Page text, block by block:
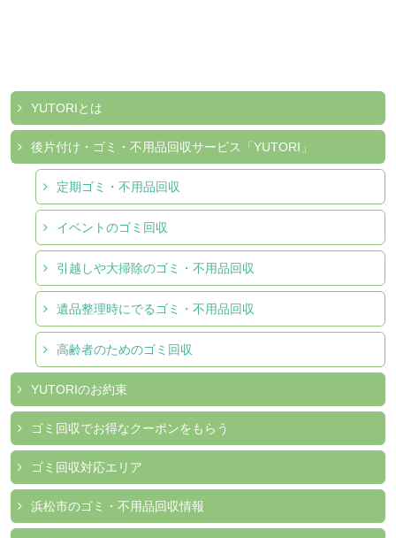
YUTORIとは
後片付け・ゴミ・不用品回収サービス「YUTORI」
定期ゴミ・不用品回収
イベントのゴミ回収
引越しや大掃除のゴミ・不用品回収
遺品整理時にでるゴミ・不用品回収
高齢者のためのゴミ回収
YUTORIのお約束
ゴミ回収でお得なクーポンをもらう
ゴミ回収対応エリア
浜松市のゴミ・不用品回収情報